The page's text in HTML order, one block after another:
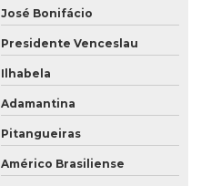
José Bonifácio
Presidente Venceslau
Ilhabela
Adamantina
Pitangueiras
Américo Brasiliense